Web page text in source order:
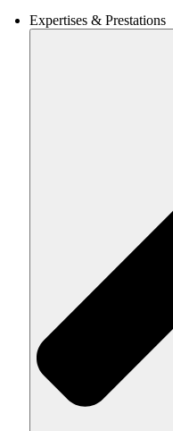
Expertises & Prestations